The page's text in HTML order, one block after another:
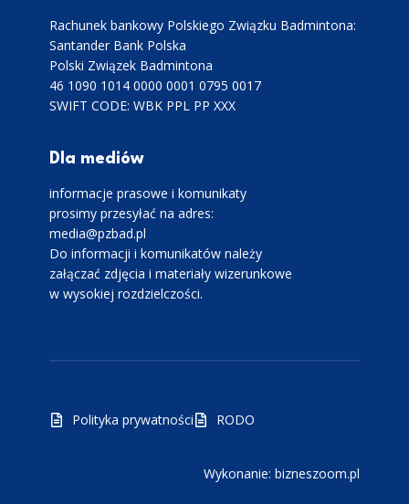
Rachunek bankowy Polskiego Związku Badmintona:
Santander Bank Polska
Polski Związek Badmintona
46 1090 1014 0000 0001 0795 0017
SWIFT CODE: WBK PPL PP XXX
Dla mediów
informacje prasowe i komunikaty
prosimy przesyłać na adres:
media@pzbad.pl
Do informacji i komunikatów należy
załączać zdjęcia i materiały wizerunkowe
w wysokiej rozdzielczości.
Polityka prywatności RODO
Wykonanie: bizneszoom.pl